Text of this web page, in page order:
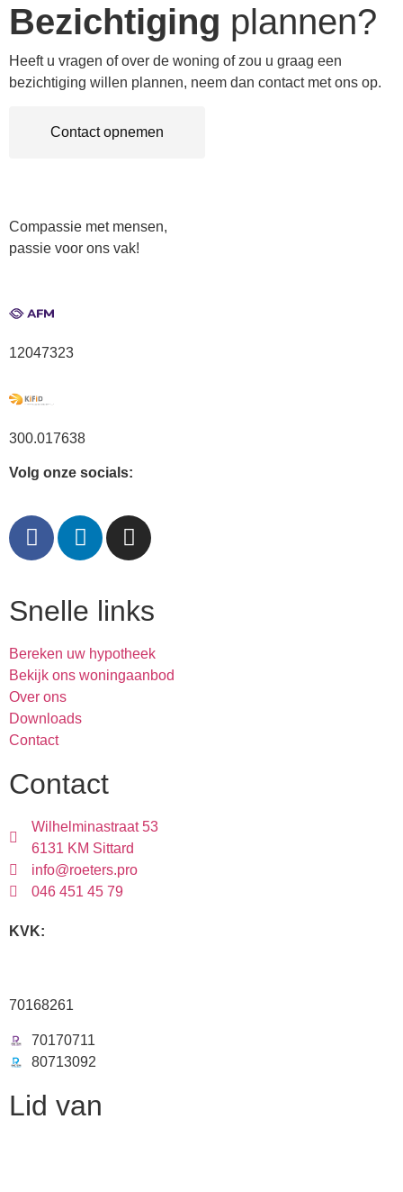
Bezichtiging plannen?
Heeft u vragen of over de woning of zou u graag een
bezichtiging willen plannen, neem dan contact met ons op.
Contact opnemen
Compassie met mensen,
passie voor ons vak!
12047323
300.017638
Volg onze socials:
Snelle links
Bereken uw hypotheek
Bekijk ons woningaanbod
Over ons
Downloads
Contact
Contact
Wilhelminastraat 53
6131 KM Sittard
info@roeters.pro
046 451 45 79
KVK:
70168261
70170711
80713092
Lid van